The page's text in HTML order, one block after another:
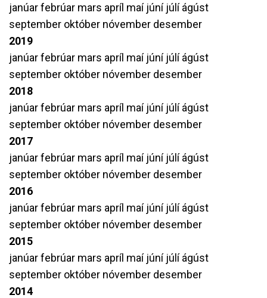
janúarfebrúar mars apríl maí júní júlíágúst
september október nóvember desember
2019
janúarfebrúar mars apríl maí júní júlíágúst
september október nóvember desember
2018
janúarfebrúar mars apríl maí júní júlíágúst
september október nóvember desember
2017
janúarfebrúar mars apríl maí júní júlíágúst
september október nóvember desember
2016
janúarfebrúar mars apríl maí júní júlíágúst
september október nóvember desember
2015
janúarfebrúar mars apríl maí júní júlíágúst
september október nóvember desember
2014